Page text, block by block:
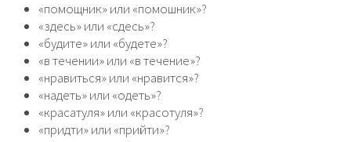
«помощник» или «помошник»?
«здесь» или «сдесь»?
«будите» или «будете»?
«в течении» или «в течение»?
«нравиться» или «нравится»?
«надеть» или «одеть»?
«красатуля» или «красотуля»?
«придти» или «прийти»?